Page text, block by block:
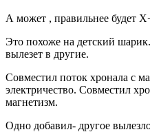
А может , правильнее будет
Это похоже на детский
вылезет в другие.
Совместил поток хронала с
электричество. Совместил
магнетизм.
Одно добавил- другое